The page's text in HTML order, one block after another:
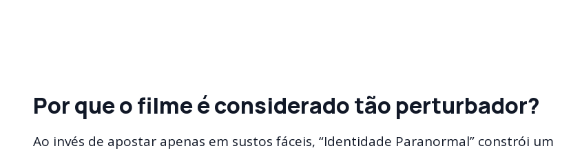
Por que o filme é considerado tão perturbador?
Ao invés de apostar apenas em sustos fáceis, “Identidade Paranormal” constrói um